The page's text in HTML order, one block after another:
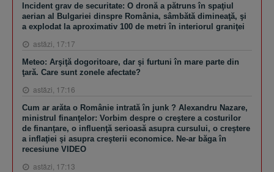
Incident grav de securitate: O dronă a pătruns în spaţiul
aerian al Bulgariei dinspre România, sâmbătă dimineaţă, şi
a explodat la aproximativ 100 de metri în interiorul graniţei
astăzi, 17:17
Meteo: Arşiţă dogoritoare, dar şi furtuni în mare parte din
ţară. Care sunt zonele afectate?
astăzi, 17:16
Cum ar arăta o Românie intrată în junk ? Alexandru Nazare,
ministrul finanţelor: Vorbim despre o creştere a costurilor
de finanţare, o influenţă serioasă asupra cursului, o creştere
a inflaţiei şi asupra creşterii economice. Ne-ar băga în
recesiune VIDEO
astăzi, 17:13